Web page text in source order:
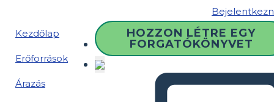
Kezdőlap
Erőforrások
Árazás
HOZZON LÉTRE EGY
FORGATÓKÖNYVET